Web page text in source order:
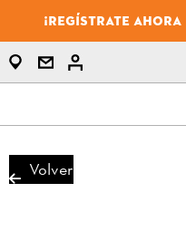
¡Regístrate ahora
Volver